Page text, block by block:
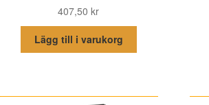
407,50kr
Lägg till i varukorg